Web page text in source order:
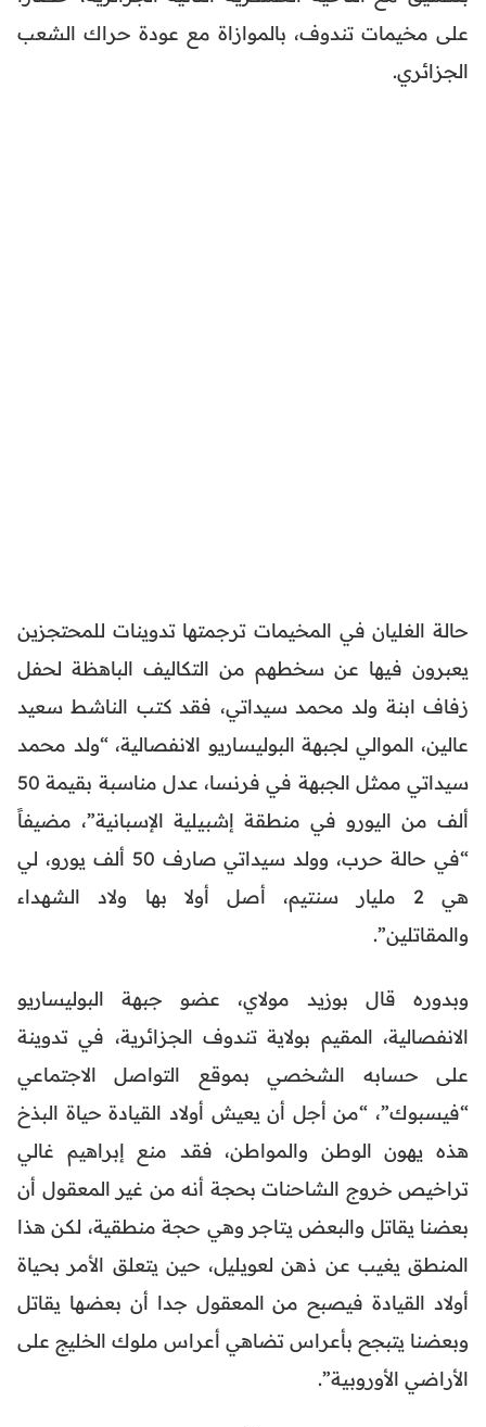
على مخيمات تندوف، بالموازاة مع عودة حراك الشعب
الجزائري.
حالة الغليان في المخيمات ترجمتها تدوينات للمحتجزين
يعبرون فيها عن سخطهم من التكاليف الباهظة لحفل
زفاف ابنة ولد محمد سيداتي، فقد كتب الناشط سعيد
عالين، الموالي لجبهة البوليساريو الانفصالية، “ولد محمد
سيداتي ممثل الجبهة في فرنسا، عدل مناسبة بقيمة 50
ألف من اليورو في منطقة إشبيلية الإسبانية”، مضيفاً
“في حالة حرب، وولد سيداتي صارف 50 ألف يورو، لي
هي 2 مليار سنتيم، أصل أولا بها ولاد الشهداء
والمقاتلين”.
وبدوره قال بوزيد مولاي، عضو جبهة البوليساريو
الانفصالية، المقيم بولاية تندوف الجزائرية، في تدوينة
على حسابه الشخصي بموقع التواصل الاجتماعي
“فيسبوك”، “من أجل أن يعيش أولاد القيادة حياة البذخ
هذه يهون الوطن والمواطن، فقد منع إبراهيم غالي
تراخيص خروج الشاحنات بحجة أنه من غير المعقول أن
بعضنا يقاتل والبعض يتاجر وهي حجة منطقية، لكن هذا
المنطق يغيب عن ذهن لعويليل، حين يتعلق الأمر بحياة
أولاد القيادة فيصبح من المعقول جدا أن بعضها يقاتل
وبعضنا يتبجح بأعراس تضاهي أعراس ملوك الخليج على
الأراضي الأوروبية”.